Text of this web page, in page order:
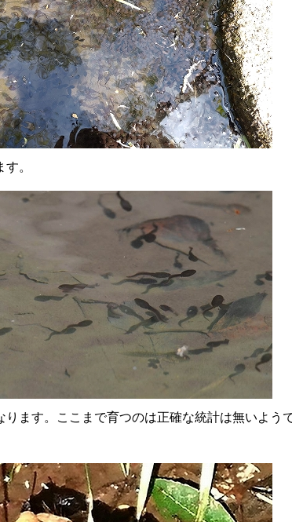
。
ます。ここまで育つのは正確な統計は無いよう